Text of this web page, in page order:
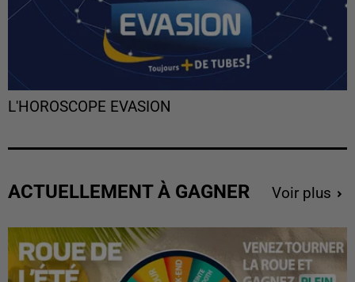
L'HOROSCOPE EVASION
ACTUELLEMENT À GAGNER Voir plus